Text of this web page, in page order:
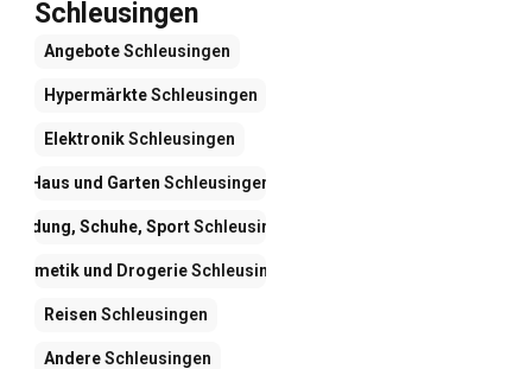
Schleusingen
AngeboteSchleusingen
HypermärkteSchleusingen
ElektronikSchleusingen
Haus und Garten Schleusingen
Kleidung, Schuhe, SportSchleusingen
Kosmetik und DrogerieSchleusingen
Reisen Schleusingen
AndereSchleusingen